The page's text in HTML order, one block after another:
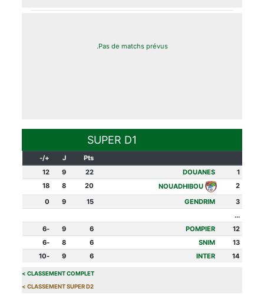
Pas de matchs prévus.
SUPER D1
Pts
J
+/-
1
DOUANES
22
9
12
2
NOUADHIBOU
20
8
18
3
GENDRIM
15
9
0
...
12
POMPIER
6
9
-6
13
SNIM
6
8
-6
14
INTER
6
9
-10
CLASSEMENT COMPLET
>
CLASSEMENT SUPER D2
>